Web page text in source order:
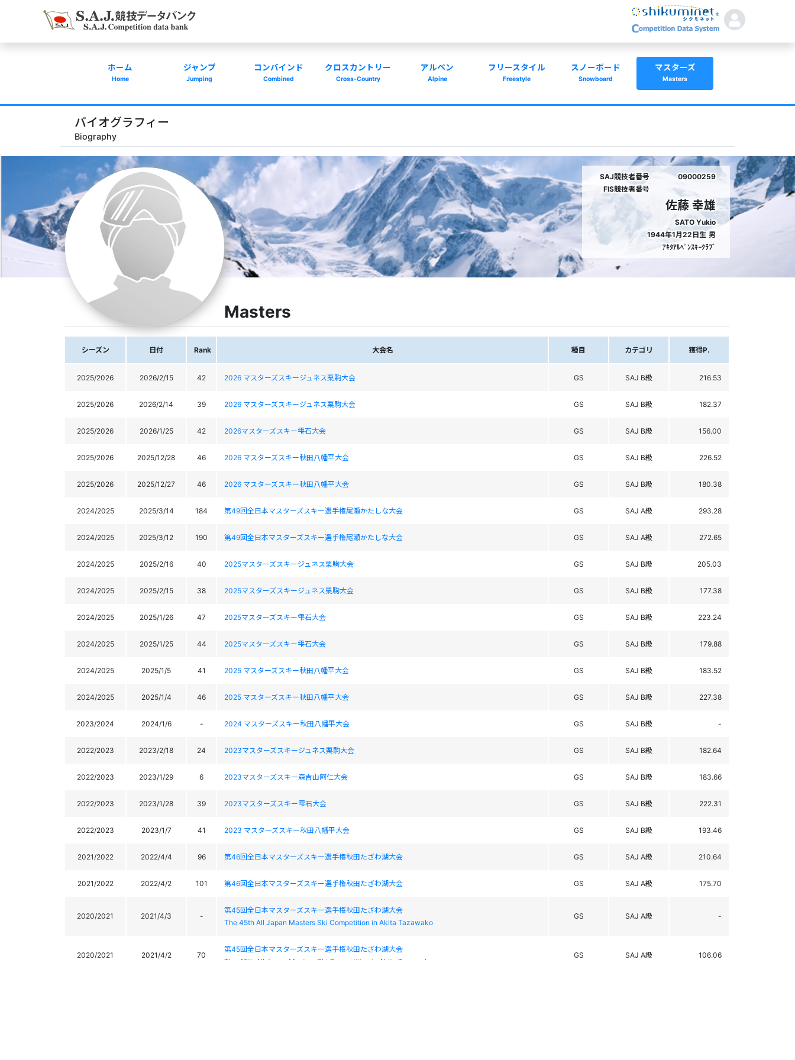
ホーム
Home
ジャンプ
Jumping
コンバインド
Combined
クロスカントリー
Cross-Country
アルペン
Alpine
フリースタイル
Freestyle
スノーボード
Snowboard
マスターズ
Masters
バイオグラフィー
Biography
SAJ競技者番号
09000259
FIS競技者番号
佐藤 幸雄
SATO Yukio
1944年1月22日生 男
ｱｷﾀｱﾙﾍﾟﾝｽｷｰｸﾗﾌﾞ
Masters
シーズン 日付 Rank 大会名 種目 カテゴリ 獲得P.
2025/2026 2026/2/15 42 2026 マスターズスキージュネス栗駒大会 GS SAJ B級 216.53
2025/2026 2026/2/14 39 2026 マスターズスキージュネス栗駒大会 GS SAJ B級 182.37
2025/2026 2026/1/25 42 2026マスターズスキー雫石大会 GS SAJ B級 156.00
2025/2026 2025/12/28 46 2026 マスターズスキー秋田八幡平大会 GS SAJ B級 226.52
2025/2026 2025/12/27 46 2026 マスターズスキー秋田八幡平大会 GS SAJ B級 180.38
2024/2025 2025/3/14 184 第49回全日本マスターズスキー選手権尾瀬かたしな大会 GS SAJ A級 293.28
2024/2025 2025/3/12 190 第49回全日本マスターズスキー選手権尾瀬かたしな大会 GS SAJ A級 272.65
2024/2025 2025/2/16 40 2025マスターズスキージュネス栗駒大会 GS SAJ B級 205.03
2024/2025 2025/2/15 38 2025マスターズスキージュネス栗駒大会 GS SAJ B級 177.38
2024/2025 2025/1/26 47 2025マスターズスキー雫石大会 GS SAJ B級 223.24
2024/2025 2025/1/25 44 2025マスターズスキー雫石大会 GS SAJ B級 179.88
2024/2025 2025/1/5 41 2025 マスターズスキー秋田八幡平大会 GS SAJ B級 183.52
2024/2025 2025/1/4 46 2025 マスターズスキー秋田八幡平大会 GS SAJ B級 227.38
2023/2024 2024/1/6 - 2024 マスターズスキー秋田八幡平大会 GS SAJ B級 -
2022/2023 2023/2/18 24 2023マスターズスキージュネス栗駒大会 GS SAJ B級 182.64
2022/2023 2023/1/29 6 2023マスターズスキー森吉山阿仁大会 GS SAJ B級 183.66
2022/2023 2023/1/28 39 2023マスターズスキー雫石大会 GS SAJ B級 222.31
2022/2023 2023/1/7 41 2023 マスターズスキー秋田八幡平大会 GS SAJ B級 193.46
2021/2022 2022/4/4 96 第46回全日本マスターズスキー選手権秋田たざわ湖大会 GS SAJ A級 210.64
2021/2022 2022/4/2 101 第46回全日本マスターズスキー選手権秋田たざわ湖大会 GS SAJ A級 175.70
2020/2021 2021/4/3 -
第45回全日本マスターズスキー選手権秋田たざわ湖大会
The 45th All Japan Masters Ski Competition in Akita Tazawako
GS SAJ A級 -
2020/2021 2021/4/2 70
第45回全日本マスターズスキー選手権秋田たざわ湖大会
The 45th All Japan Masters Ski Competition in Akita Tazawako
GS SAJ A級 106.06